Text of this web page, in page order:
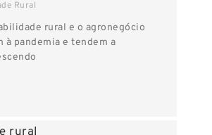
Rural
rural e o agronegócio
à pandemia e tendem a